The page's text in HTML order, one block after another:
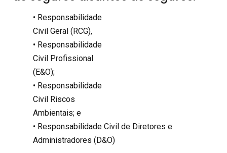
• Responsabilidade
Civil Geral (RCG),
• Responsabilidade
Civil Profissional
(E&O);
• Responsabilidade
Civil Riscos
Ambientais; e
• Responsabilidade Civil de Diretores e
Administradores (D&O)